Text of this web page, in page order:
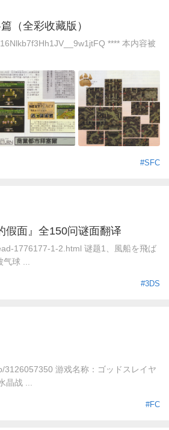
（全彩收藏版）
**** 本内容被
#SFC
假面』全150问谜面翻译
1776177-1-2.html 谜题1、風船を飛ば
球 ...
#3DS
3126057350 游戏名称：ゴッドスレイヤ
晶战 ...
#FC